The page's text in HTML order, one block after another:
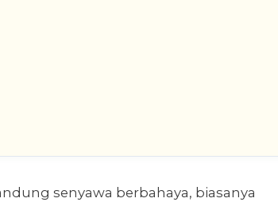
senyawa berbahaya, biasanya